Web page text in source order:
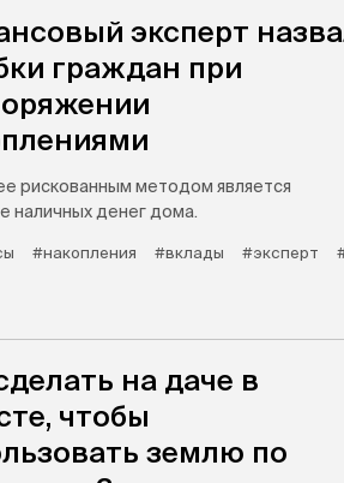
эксперт
граждан при
рискованным методом является
наличных денег дома.
#накопления #вклады #эксперт
на даче в
чтобы
землю по